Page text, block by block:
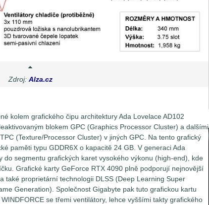
Zdroj: Alza.cz
kolem grafického čipu architektury Ada Lovelace AD102
blokem GPC (Graphics Processor Cluster) a dalšími
(Texture/Processor Cluster) v jiných GPC. Na tento grafický
paměti typu GDDR6X o kapacitě 24 GB. V generaci Ada
do segmentu grafických karet vysokého výkonu (high-end), kde
Grafické karty GeForce RTX 4090 plně podporují nejnovější
také proprietární technologii DLSS (Deep Learning Super
Generation). Společnost Gigabyte pak tuto grafickou kartu
se třemi ventilátory, lehce vyššími takty grafického